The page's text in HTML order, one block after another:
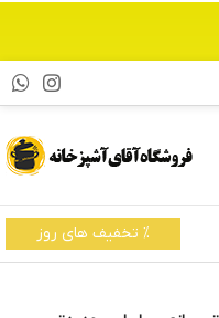
% تخفیف های روز